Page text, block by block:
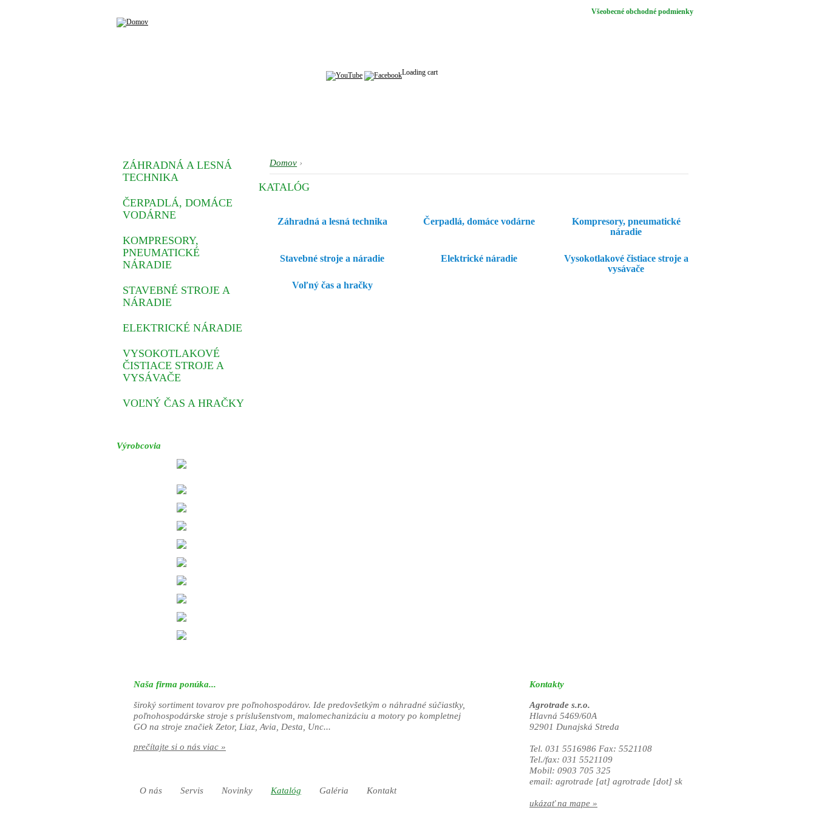
Loading cart
Všeobecné obchodné podmienky
Domov ›
KATALÓG
Záhradná a lesná technika Čerpadlá, domáce vodárne
Kompresory, pneumatické
náradie
Stavebné stroje a náradie Elektrické náradie
Vysokotlakové čistiace stroje a
vysávače
Voľný čas a hračky
ZÁHRADNÁ A LESNÁ
TECHNIKA
ČERPADLÁ, DOMÁCE
VODÁRNE
KOMPRESORY,
PNEUMATICKÉ
NÁRADIE
STAVEBNÉ STROJE A
NÁRADIE
ELEKTRICKÉ NÁRADIE
VYSOKOTLAKOVÉ
ČISTIACE STROJE A
VYSÁVAČE
VOĽNÝ ČAS A HRAČKY
Výrobcovia
Naša firma ponúka...
široký sortiment tovarov pre poľnohospodárov. Ide predovšetkým o náhradné súčiastky,
poľnohospodárske stroje s príslušenstvom, malomechanizáciu a motory po kompletnej
GO na stroje značiek Zetor, Liaz, Avia, Desta, Unc...
prečítajte si o nás viac »
Kontakty
Agrotrade s.r.o.
Hlavná 5469/60A
92901 Dunajská Streda
Tel. 031 5516986 Fax: 5521108
Tel./fax: 031 5521109
Mobil: 0903 705 325
email: agrotrade [at] agrotrade [dot] sk
ukázať na mape »
O nás Servis Novinky Katalóg Galéria Kontakt